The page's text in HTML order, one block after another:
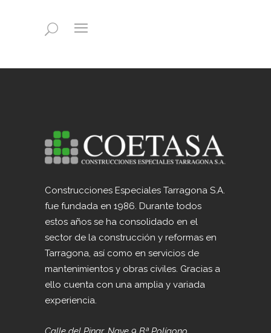
Construcciones Especiales Tarragona S.A.
fue fundada en 1986. Durante todos
estos años se ha consolidado en el
sector de la construcción y reformas en
Tarragona, así como en servicios de
mantenimientos y obras civiles. Gracias a
ello cuenta con una amplia y variada
experiencia.